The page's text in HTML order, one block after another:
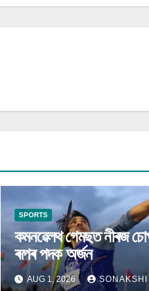
SPORTS
কমনৱেলথ গেমছত নীৰজ
ৰূপৰ পদক অৰ্জন
AUG 1, 2026 SONAKSHI